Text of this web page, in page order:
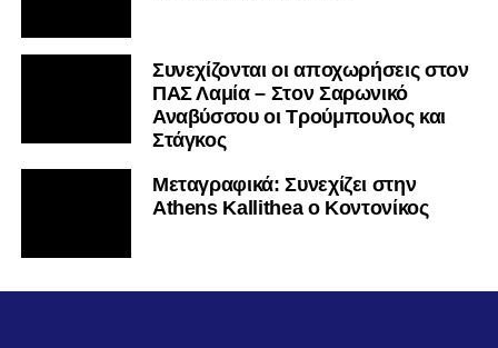
Συνεχίζονται οι αποχωρήσεις στον
ΠΑΣ Λαμία – Στον Σαρωνικό
Αναβύσσου οι Τρούμπουλος και
Στάγκος
Mεταγραφικά: Συνεχίζει στην
Athens Kallithea ο Κοντονίκος